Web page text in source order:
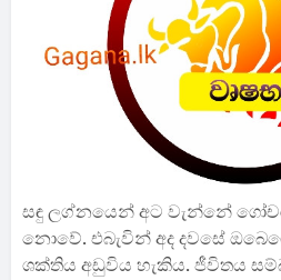
සඳු ලග්නයෙන් අට වැන්නේ
නොවේ. එබැවින් අද දවසේ
ශක්තිය අඩුවිය හැකිය. ජීවිතය